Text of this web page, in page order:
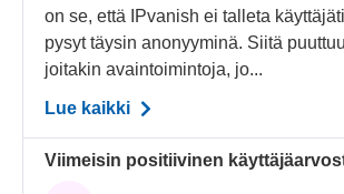
on se, että IPvanish ei talleta
pysyt täysin anonyyminä. Siitä
joitakin avaintoimintoja, jo...
Lue kaikki
Viimeisin positiivinen